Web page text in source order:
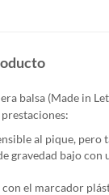
balsa (Made in
al pique, pero
gravedad bajo con
el marcador